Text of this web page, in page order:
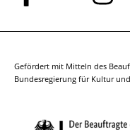
uns
auf
uns
auf
Gefördert mit Mitteln des
Bundesregierung für Kultur